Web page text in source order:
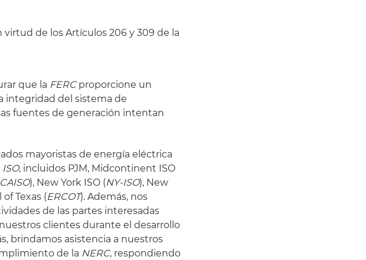
de los Artículos 206 y 309 de la
que la FERCproporcione un
integridad del sistema de
fuentes de generación intentan
mayoristas de energía eléctrica
ISO, incluidos PJM, Midcontinent ISO
CAISO), New York ISO (NY-ISO), New
Texas (ERCOT). Además, nos
de las partes interesadas
clientes durante el desarrollo
brindamos asistencia a nuestros
de la NERC, respondiendo